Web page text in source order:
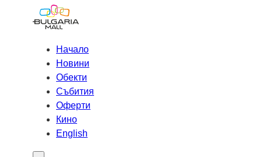
Начало
Новини
Обекти
Събития
Оферти
Кино
English